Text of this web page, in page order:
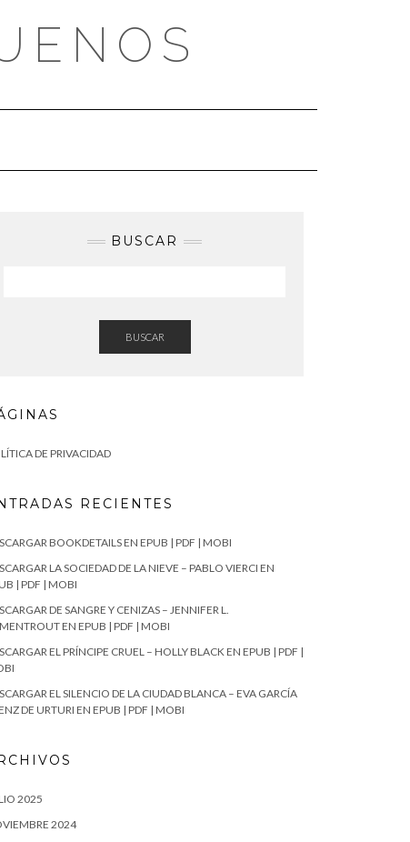
BUSCAR
BUSCAR
DE PRIVACIDAD
RECIENTES
BOOKDETAILS EN EPUB | PDF | MOBI
LA SOCIEDAD DE LA NIEVE – PABLO VIERCI EN
| PDF | MOBI
DE SANGRE Y CENIZAS – JENNIFER L.
EN EPUB | PDF | MOBI
EL PRÍNCIPE CRUEL – HOLLY BLACK EN EPUB | PDF |
EL SILENCIO DE LA CIUDAD BLANCA – EVA GARCÍA
DE URTURI EN EPUB | PDF | MOBI
2025
2024